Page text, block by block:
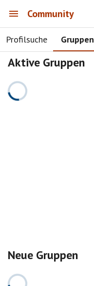
Community
Profilsuche Gruppen
Aktive Gruppen
Neue Gruppen